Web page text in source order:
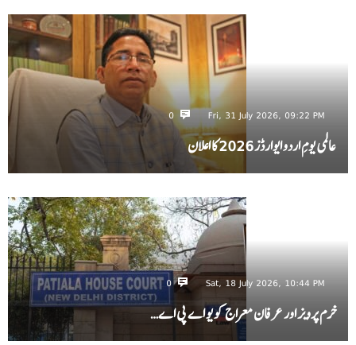
Fri, 31 July 2026, 09:22 PM
0
عالمی یومِ اردو ایوارڈز 2026 کا اعلان
Sat, 18 July 2026, 10:44 PM
0
خرم پرویز اور عرفان معراج کو یو اے پی اے…